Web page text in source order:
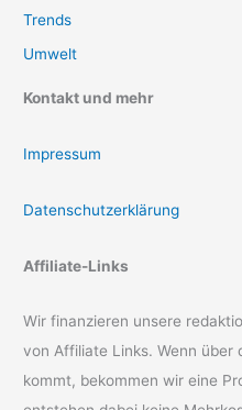
Trends
Umwelt
Kontakt und mehr
Impressum
Datenschutzerklärung
Affiliate-Links
Wir finanzieren unsere
von Affiliate Links. Wenn über
kommt, bekommen wir eine